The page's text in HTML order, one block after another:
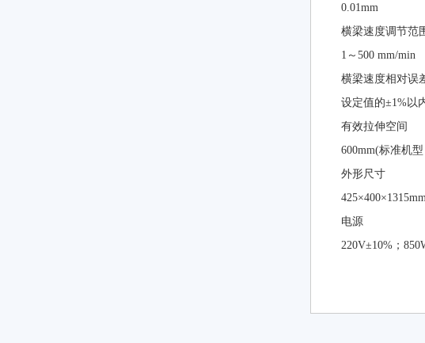
0.01mm
横梁速度调节范
1～500 mm/min
横梁速度相对误
设定值的±1%以
有效拉伸空间
600mm(标准机
外形尺寸
425×400×1315mm
电源
220V±10%；